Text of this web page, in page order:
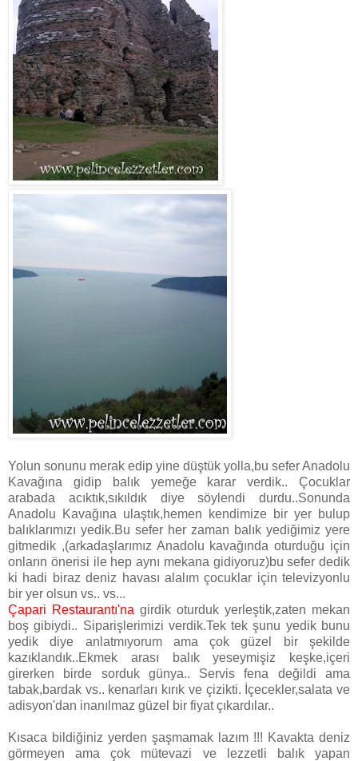
Yolun sonunu merak edip yine düştük yolla,bu sefer Anadolu
Kavağına gidip balık yemeğe karar verdik.. Çocuklar
arabada acıktık,sıkıldık diye söylendi durdu..Sonunda
Anadolu Kavağına ulaştık,hemen kendimize bir yer bulup
balıklarımızı yedik.Bu sefer her zaman balık yediğimiz yere
gitmedik ,(arkadaşlarımız Anadolu kavağında oturduğu için
onların önerisi ile hep aynı mekana gidiyoruz)bu sefer dedik
ki hadi biraz deniz havası alalım çocuklar için televizyonlu
bir yer olsun vs.. vs...
Çapari Restaurantı'na girdik oturduk yerleştik,zaten mekan
boş gibiydi.. Siparişlerimizi verdik.Tek tek şunu yedik bunu
yedik diye anlatmıyorum ama çok güzel bir şekilde
kazıklandık..Ekmek arası balık yeseymişiz keşke,içeri
girerken birde sorduk günya.. Servis fena değildi ama
tabak,bardak vs.. kenarları kırık ve çizikti. İçecekler,salata ve
adisyon'dan inanılmaz güzel bir fiyat çıkardılar..
Kısaca bildiğiniz yerden şaşmamak lazım !!! Kavakta deniz
görmeyen ama çok mütevazi ve lezzetli balık yapan